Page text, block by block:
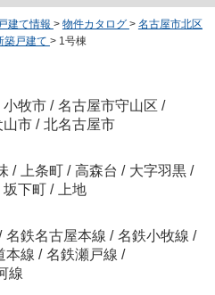
建て情報 > 物件カタログ > 名古屋市北区
築戸建て > 1号棟
小牧市 / 名古屋市守山区 /
山市 / 北名古屋市
/ 上条町 / 高森台 / 大字羽黒 /
坂下町 /
上地
名鉄名古屋本線 / 名鉄小牧線 /
本線 / 名鉄瀬戸線 /
線